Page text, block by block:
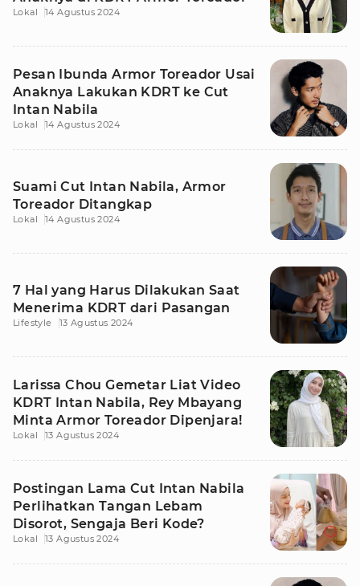
Lokal 14 Agustus 2024
Pesan Ibunda Armor Toreador Usai
Anaknya Lakukan KDRT ke Cut
Intan Nabila
Lokal 14 Agustus 2024
Suami Cut Intan Nabila, Armor
Toreador Ditangkap
Lokal 14 Agustus 2024
7 Hal yang Harus Dilakukan Saat
Menerima KDRT dari Pasangan
Lifestyle 13 Agustus 2024
Larissa Chou Gemetar Liat Video
KDRT Intan Nabila, Rey Mbayang
Minta Armor Toreador Dipenjara!
Lokal 13 Agustus 2024
Postingan Lama Cut Intan Nabila
Perlihatkan Tangan Lebam
Disorot, Sengaja Beri Kode?
Lokal 13 Agustus 2024